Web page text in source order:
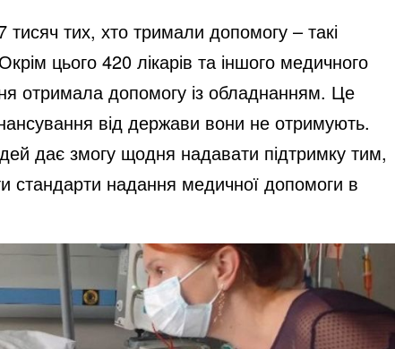
тих, хто тримали допомогу – такі
цього 420 лікарів та іншого медичного
отримала допомогу із обладнанням. Це
від держави вони не отримують.
дає змогу щодня надавати підтримку тим,
стандарти надання медичної допомоги в